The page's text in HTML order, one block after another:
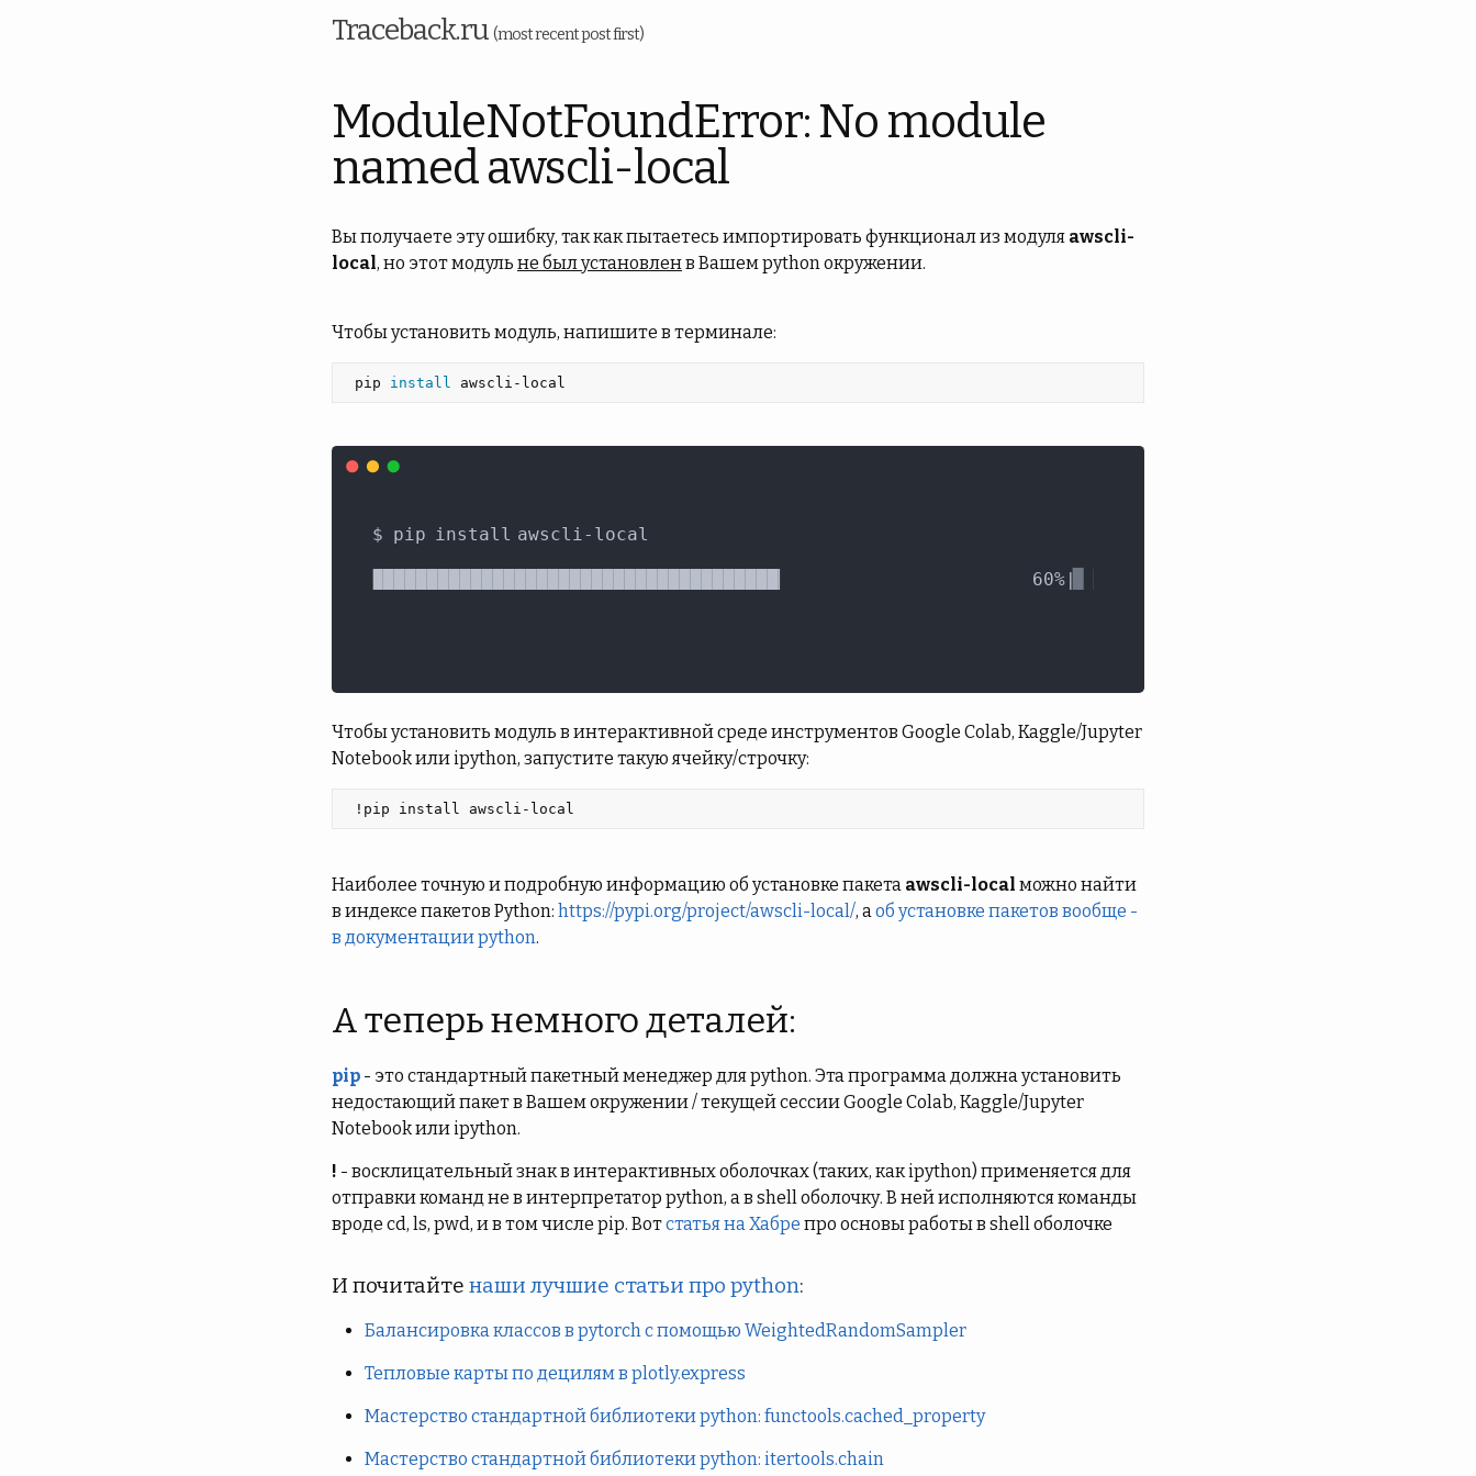
Traceback.ru (most recent post first)
ModuleNotFoundError: No module
named awscli-local
Вы получаете эту ошибку, так как пытаетесь импортировать функционал из модуля awscli-
local, но этот модуль не был установленв Вашем python окружении.
Чтобы установить модуль, напишите в терминале:
pip install awscli-local
Чтобы установить модуль в интерактивной среде инструментов Google Colab, Kaggle/Jupyter
Notebook или ipython, запустите такую ячейку/строчку:
!pip install awscli-local
Наиболее точную и подробную информацию об установке пакета awscli-local можно найти
в индексе пакетов Python: https://pypi.org/project/awscli-local/, аоб установке пакетов вообще -
в документации python.
А теперь немного деталей:
pip - это стандартный пакетный менеджер для python. Эта программа должна установить
недостающий пакет в Вашем окружении / текущей сессии Google Colab, Kaggle/Jupyter
Notebook или ipython.
! - восклицательный знак в интерактивных оболочках (таких, как ipython) применяется для
отправки команд не в интерпретатор python, а в shell оболочку. В ней исполняются команды
вроде cd, ls, pwd, и в том числе pip. Вотстатья на Хабре про основы работы в shell оболочке
И почитайте наши лучшие статьи про python:
Балансировка классов в pytorch с помощью WeightedRandomSampler
Тепловые карты по децилям в plotly.express
Мастерство стандартной библиотеки python: functools.cached_property
Мастерство стандартной библиотеки python: itertools.chain